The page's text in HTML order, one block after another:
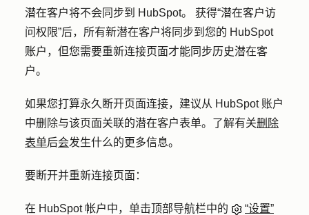
潜在客户将不会同步到 HubSpot。 获得“潜在客户访
问权限”后，所有新潜在客户将同步到您的 HubSpot
账户，但您需要重新连接页面才能同步历史潜在客
户。
如果您打算永久断开页面连接，建议从 HubSpot 账户
中删除与该页面关联的潜在客户表单。了解有关删除
表单后会发生什么的更多信息。
要断开并重新连接页面：
在 HubSpot 帐户中，单击顶部导航栏中的
“设置”